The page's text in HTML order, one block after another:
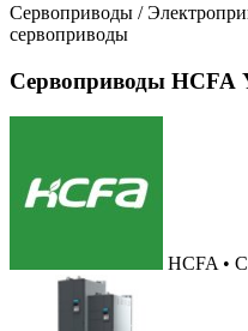
Сервоприводы /
сервоприводы
Сервоприводы HCFA
HCFA •